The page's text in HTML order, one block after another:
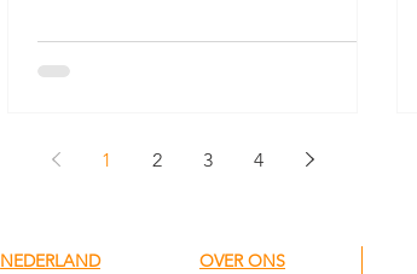
1 2 3 4
NEDERLAND OVER ONS